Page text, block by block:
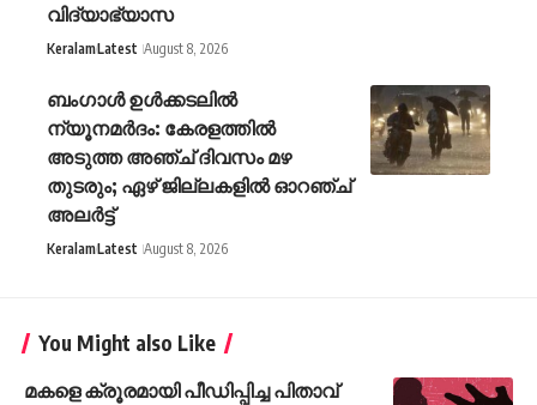
വിദ്യാഭ്യാസ
KeralamLatest August 8, 2026
ബംഗാൾ ഉൾക്കടലിൽ
ന്യൂനമർദം: കേരളത്തിൽ
അടുത്ത അഞ്ച് ദിവസം മഴ
തുടരും; ഏഴ് ജില്ലകളിൽ ഓറഞ്ച്
അലർട്ട്
KeralamLatest August 8, 2026
You Might also Like
മകളെ ക്രൂരമായി പീഡിപ്പിച്ച പിതാവ്